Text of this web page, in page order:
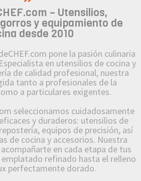
– Utensilios,
y equipamiento de
desde 2010
pone la pasión culinaria
en utensilios de cocina y
de calidad profesional, nuestra
tanto a profesionales de la
a particulares exigentes.
seleccionamos cuidadosamente
y duraderos: utensilios de
equipos de precisión, así
de cocina y accesorios. Nuestra
en cada etapa de tus
emplatado refinado hasta el relleno
perfectamente dorado.